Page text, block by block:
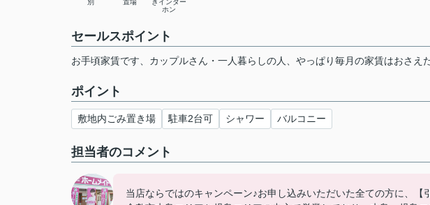
別
置場
きインター
ホン
セールスポイント
お手頃家賃です、カップルさん・一人暮らしの人、やっぱり毎月の家賃はおさえ
ポイント
敷地内ごみ置き場 駐車2台可 シャワー バルコニー
担当者のコメント
当店ならではのキャンペーン♪お申し込みいただいた全ての方に、